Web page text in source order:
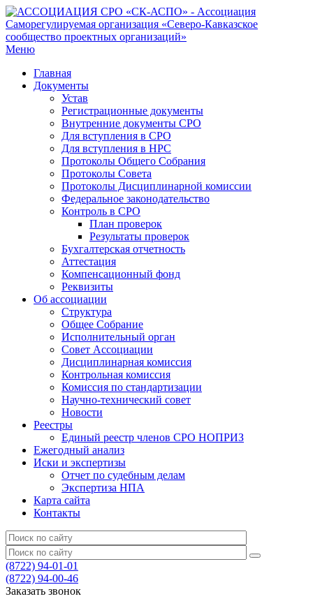
Меню
Главная
Документы
Устав
Регистрационные документы
Внутренние документы СРО
Для вступления в СРО
Для вступления в НРС
Протоколы Общего Собрания
Протоколы Совета
Протоколы Дисциплинарной комиссии
Федеральное законодательство
Контроль в СРО
План проверок
Результаты проверок
Бухгалтерская отчетность
Аттестация
Компенсационный фонд
Реквизиты
Об ассоциации
Структура
Общее Собрание
Исполнительный орган
Совет Ассоциации
Дисциплинарная комиссия
Контрольная комиссия
Комиссия по стандартизации
Научно-технический совет
Новости
Реестры
Единый реестр членов СРО НОПРИЗ
Ежегодный анализ
Иски и экспертизы
Отчет по судебным делам
Экспертиза НПА
Карта сайта
Контакты
(8722) 94-01-01
(8722) 94-00-46
Заказать звонок